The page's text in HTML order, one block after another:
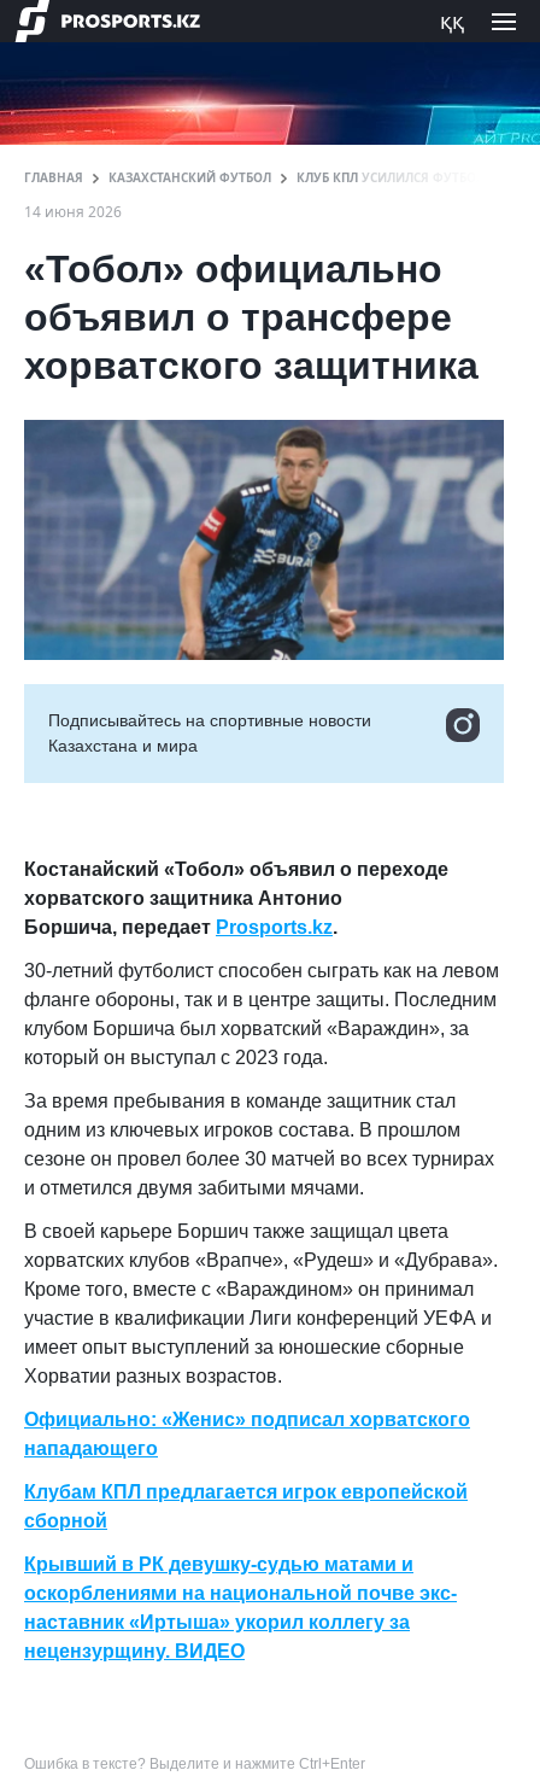
ққ
ГЛАВНАЯ КАЗАХСТАНСКИЙ ФУТБОЛ КЛУБ КПЛ УСИЛИЛСЯ ФУТБОЛИСТОМ
14 июня 2026
«Тобол» официально
объявил о трансфере
хорватского защитника
Подписывайтесь на cпортивные новости
Казахстана и мира
Костанайский «Тобол» объявил о переходе
хорватского защитника Антонио
Боршича, передает Prosports.kz.
30-летний футболист способен сыграть как на левом
фланге обороны, так и в центре защиты. Последним
клубом Боршича был хорватский «Вараждин», за
который он выступал с 2023 года.
За время пребывания в команде защитник стал
одним из ключевых игроков состава. В прошлом
сезоне он провел более 30 матчей во всех турнирах
и отметился двумя забитыми мячами.
В своей карьере Боршич также защищал цвета
хорватских клубов «Врапче», «Рудеш» и «Дубрава».
Кроме того, вместе с «Вараждином» он принимал
участие в квалификации Лиги конференций УЕФА и
имеет опыт выступлений за юношеские сборные
Хорватии разных возрастов.
Официально: «Женис» подписал хорватского
нападающего
Клубам КПЛ предлагается игрок европейской
сборной
Крывший в РК девушку-судью матами и
оскорблениями на национальной почве экс-
наставник «Иртыша» укорил коллегу за
нецензурщину. ВИДЕО
Ошибка в тексте? Выделите и нажмите Ctrl+Enter